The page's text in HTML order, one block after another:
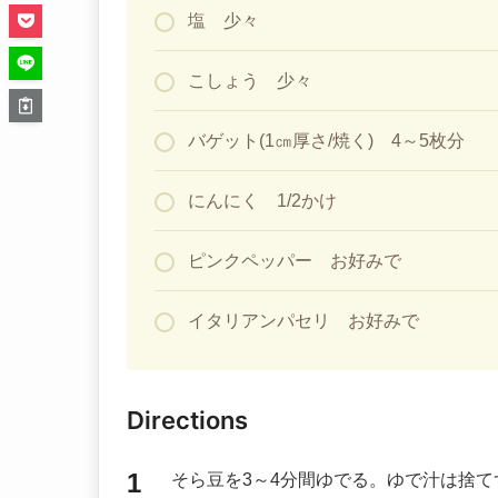
塩 少々
こしょう 少々
バゲット(1㎝厚さ/焼く) 4～5枚分
にんにく 1/2かけ
ピンクペッパー お好みで
イタリアンパセリ お好みで
Directions
そら豆を3～4分間ゆでる。ゆで汁は捨て